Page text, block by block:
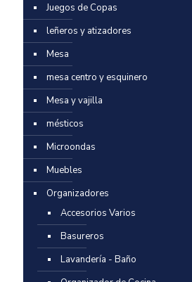
Juegos de Copas
leñeros y atizadores
Mesa
mesa centro y esquinero
Mesa y vajilla
mésticos
Microondas
Muebles
Organizadores
Accesorios Varios
Basureros
Lavandería - Baño